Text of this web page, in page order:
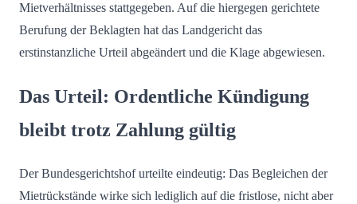
Mietverhältnisses stattgegeben. Auf die hiergegen gerichtete
Berufung der Beklagten hat das Landgericht das
erstinstanzliche Urteil abgeändert und die Klage abgewiesen.
Das Urteil: Ordentliche Kündigung
bleibt trotz Zahlung gültig
Der Bundesgerichtshof urteilte eindeutig: Das Begleichen der
Mietrückstände wirke sich lediglich auf die fristlose, nicht aber